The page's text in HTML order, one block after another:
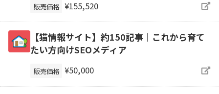
販売価格 ¥155,520
【猫情報サイト】約150記事｜これから育て
たい方向けSEOメディア
販売価格 ¥50,000